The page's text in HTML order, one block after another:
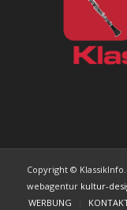
Copyright ©
webagentur kultur-
WERBUNG